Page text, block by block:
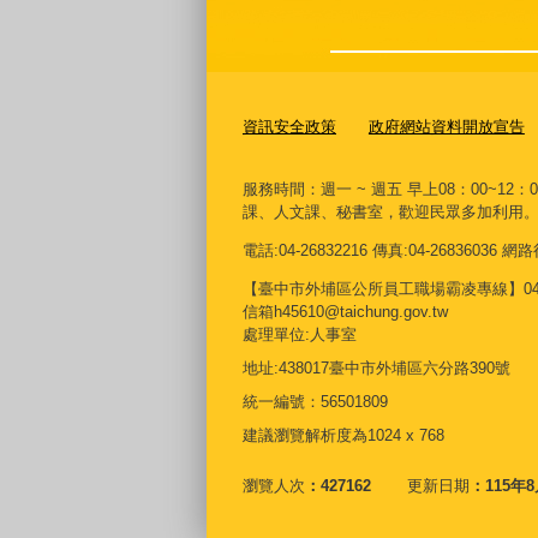
資訊安全政策 政府網站資料開放宣告
服務時間：週一 ~ 週五 早上08：00~12
課、人文課、秘書室，歡迎民眾多加利用。
電話:04-26832216 傳真:04-26836036 網
【臺中市外埔區公所員工職場霸凌專線】
信箱h45610@taichung.gov.tw
處理單位:人事室
地址:438017臺中市外埔區六分路390號
統一編號：56501809
建議瀏覽解析度為1024 x 768
瀏覽人次 427162 更新日期 115年